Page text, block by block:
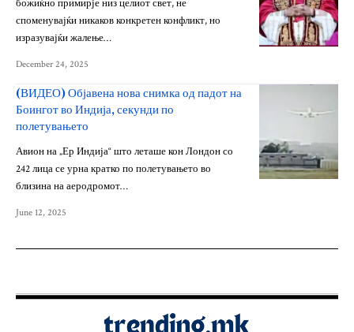
божиќно примирје низ целиот свет, не
споменувајќи никаков конкретен конфликт, но
изразувајќи жалење…
December 24, 2025
(ВИДЕО) Објавена нова снимка од падот на
Боингот во Индија, секунди по
полетувањето
Авион на „Ер Индија“ што леташе кон Лондон со
242 лица се урна кратко по полетувањето во
близина на аеродромот…
June 12, 2025